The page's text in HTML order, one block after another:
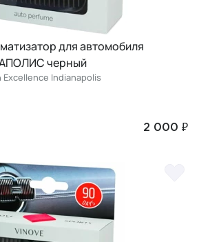
для автомобиля
черный
Indianapolis
2 000 ₽